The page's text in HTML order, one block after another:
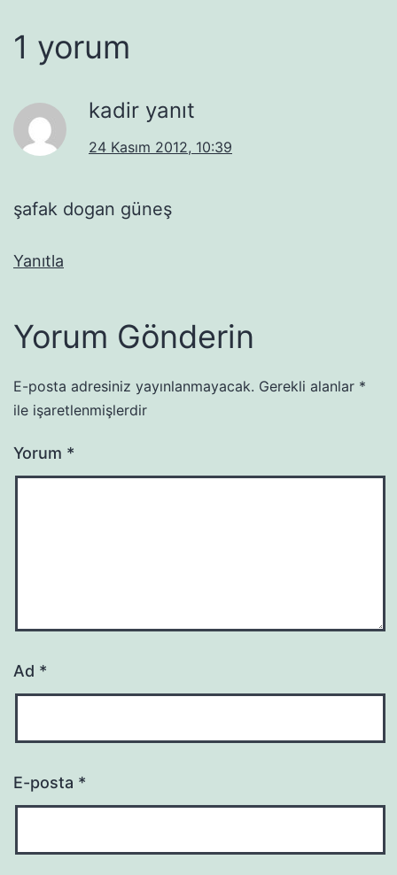
1 yorum
kadir yanıt
24 Kasım 2012, 10:39
şafak dogan güneş
Yanıtla
Yorum Gönderin
E-posta adresiniz yayınlanmayacak. Gerekli alanlar *
ile işaretlenmişlerdir
Yorum *
Ad *
E-posta *